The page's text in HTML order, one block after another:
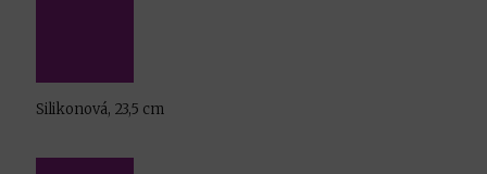
Silikonová, 23,5 cm